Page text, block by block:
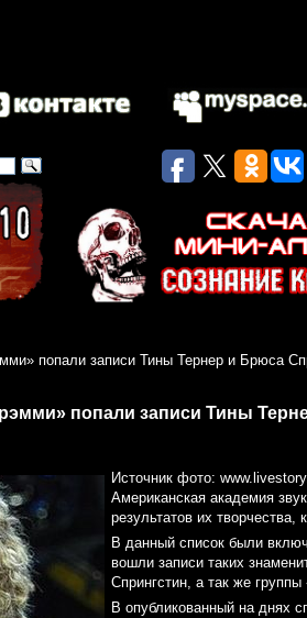
попали записи Тины Тернер и Брюса
попали записи Тины
Источник фото:
Американская академия
результатов их
В данный список были
вошли записи таких
Спрингстин, а так же
В опубликованный на днях